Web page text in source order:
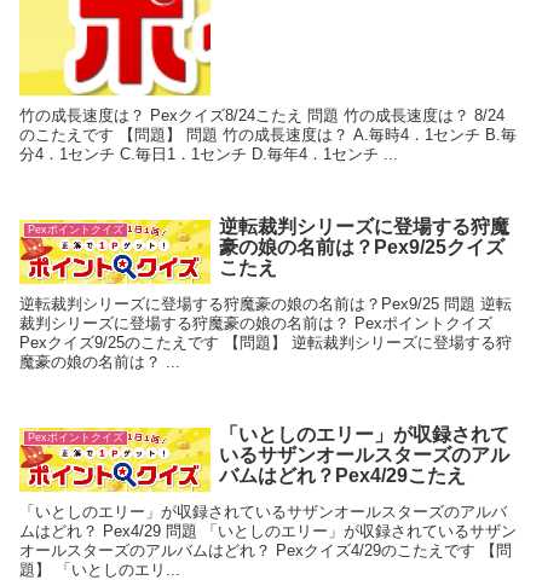
竹の成長速度は？ Pexクイズ8/24こたえ 問題 竹の成長速度は？ 8/24
のこたえです 【問題】 問題 竹の成長速度は？ A.毎時4．1センチ B.毎
分4．1センチ C.毎日1．1センチ D.毎年4．1センチ ...
Pexポイントクイズ
逆転裁判シリーズに登場する狩魔
豪の娘の名前は？Pex9/25クイズ
こたえ
逆転裁判シリーズに登場する狩魔豪の娘の名前は？Pex9/25 問題 逆転
裁判シリーズに登場する狩魔豪の娘の名前は？ Pexポイントクイズ
Pexクイズ9/25のこたえです 【問題】 逆転裁判シリーズに登場する狩
魔豪の娘の名前は？ ...
Pexポイントクイズ
「いとしのエリー」が収録されて
いるサザンオールスターズのアル
バムはどれ？Pex4/29こたえ
「いとしのエリー」が収録されているサザンオールスターズのアルバ
ムはどれ？ Pex4/29 問題 「いとしのエリー」が収録されているサザン
オールスターズのアルバムはどれ？ Pexクイズ4/29のこたえです 【問
題】 「いとしのエリ...